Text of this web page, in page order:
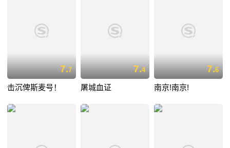
7.7
击沉俾斯麦号！
7.4
屠城血证
7.6
南京!南京!